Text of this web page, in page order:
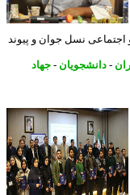
نسل جوان و پیوند
دانشجویان-جهاد